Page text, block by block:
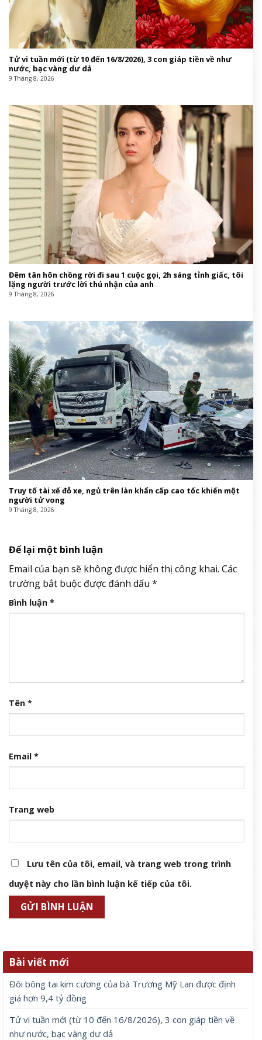
Tử vi tuần mới (từ 10 đến 16/8/2026), 3 con giáp tiền về như
nước, bạc vàng dư dả
9 Tháng 8, 2026
Đêm tân hôn chồng rời đi sau 1 cuộc gọi, 2h sáng tỉnh giấc, tôi
lặng người trước lời thú nhận của anh
9 Tháng 8, 2026
Truy tố tài xế đỗ xe, ngủ trên làn khẩn cấp cao tốc khiến một
người tử vong
9 Tháng 8, 2026
Để lại một bình luận
Email của bạn sẽ không được hiển thị công khai. Các
trường bắt buộc được đánh dấu *
Bình luận *
Tên *
Email *
Trang web
Lưu tên của tôi, email, và trang web trong trình
duyệt này cho lần bình luận kế tiếp của tôi.
Bài viết mới
Đôi bông tai kim cương của bà Trương Mỹ Lan được định
giá hơn 9,4 tỷ đồng
Tử vi tuần mới (từ 10 đến 16/8/2026), 3 con giáp tiền về
như nước, bạc vàng dư dả